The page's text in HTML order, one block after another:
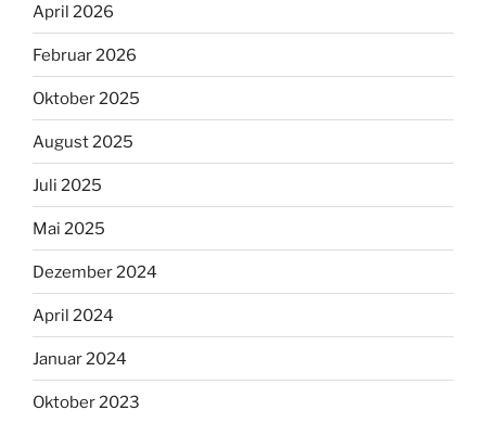
April 2026
Februar 2026
Oktober 2025
August 2025
Juli 2025
Mai 2025
Dezember 2024
April 2024
Januar 2024
Oktober 2023